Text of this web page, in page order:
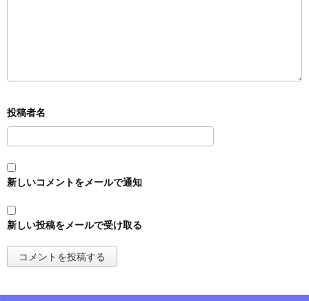
新しいコメントをメールで通知
新しい投稿をメールで受け取る